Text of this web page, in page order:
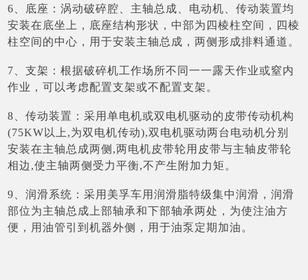
6、底座：涡动破碎腔、主轴总成、电动机、传动装置均
安装在底坐上，底座结构形状，中部为四棱柱空间，四棱
柱空间的中心，用于安装主轴总成，两侧形成排料通道。
7、支架：根据破碎机工作场所不同一一露天作业或窒内
作业，可以考虑配置支架或不配置支架。
8、传动装置：采用单电机或双电机驱动的皮带传动机构
(75KW以上,为双电机传动),双电机驱动两台电动机分别
安装在主轴总成两侧,两电机皮带轮用皮带与主轴皮带轮
相边,使主轴两侧受力平衡,不产生附加力矩。
9、润滑系统：采用美孚车用润滑脂特级集中润滑，润滑
部位为主轴总成上部轴承和下部轴承两处，为使注油方
便，用油管引到机器外侧，用于油泵定期加油。